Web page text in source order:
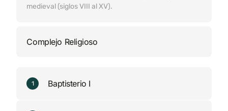
medieval (siglos VIII al XV).
Complejo Religioso
1 Baptisterio I